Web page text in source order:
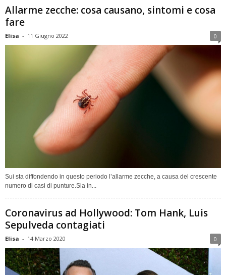
Allarme zecche: cosa causano, sintomi e cosa
fare
Elisa - 11 Giugno 2022 0
Sui sta diffondendo in questo periodo l’allarme zecche, a causa del crescente
numero di casi di punture.Sia in...
Coronavirus ad Hollywood: Tom Hank, Luis
Sepulveda contagiati
Elisa - 14 Marzo 2020 0